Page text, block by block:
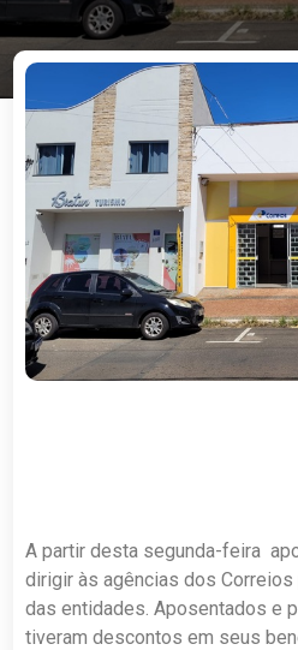
A partir desta segunda-feira
dirigir às agências dos
das entidades. Aposentados e
tiveram descontos em seus